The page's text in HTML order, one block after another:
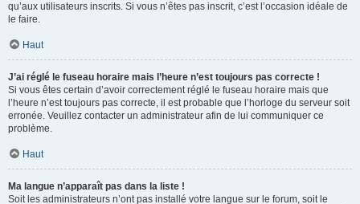
qu’aux utilisateurs inscrits. Si vous n’êtes pas inscrit, c’est l’occasion idéale de
le faire.
Haut
J’ai réglé le fuseau horaire mais l’heure n’est toujours pas correcte !
Si vous êtes certain d’avoir correctement réglé le fuseau horaire mais que
l’heure n’est toujours pas correcte, il est probable que l’horloge du serveur soit
erronée. Veuillez contacter un administrateur afin de lui communiquer ce
problème.
Haut
Ma langue n’apparaît pas dans la liste !
Soit les administrateurs n’ont pas installé votre langue sur le forum, soit le